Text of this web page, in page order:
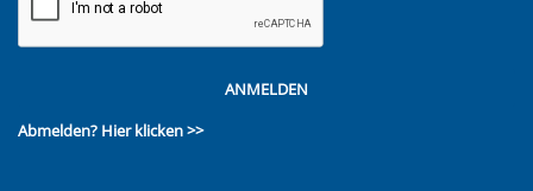
ANMELDEN
Abmelden? Hier klicken >>